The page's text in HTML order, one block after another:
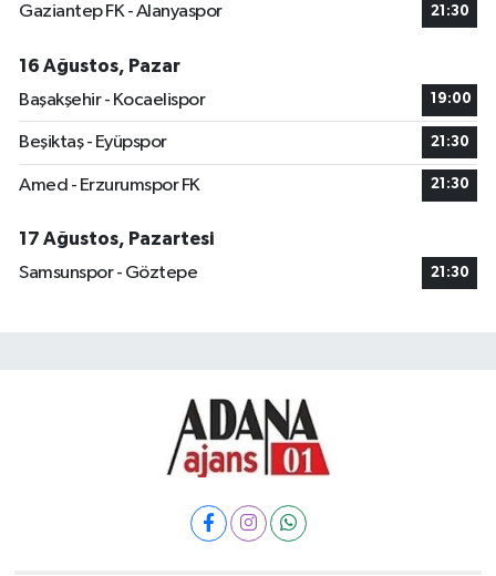
Gaziantep FK - Alanyaspor 21:30
16 Ağustos, Pazar
Başakşehir - Kocaelispor
19:00
Beşiktaş - Eyüpspor 21:30
Amed - Erzurumspor FK 21:30
17 Ağustos, Pazartesi
Samsunspor - Göztepe
21:30